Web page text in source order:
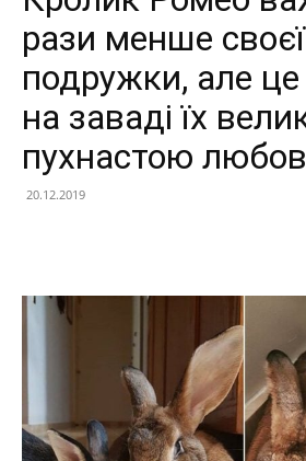
рази менше своєї
подружки, але
на заваді їх
пухнастою
20.12.2019